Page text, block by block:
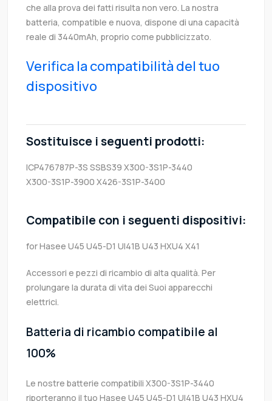
che alla prova dei fatti risulta non vero. La nostra
batteria, compatible e nuova, dispone di una capacità
reale di 3440mAh, proprio come pubblicizzato.
Verifica la compatibilità del tuo
dispositivo
Sostituisce i seguenti prodotti:
ICP476787P-3S SSBS39 X300-3S1P-3440
X300-3S1P-3900 X426-3S1P-3400
Compatibile con i seguenti dispositivi:
for Hasee U45 U45-D1 UI41B U43 HXU4 X41
Accessori e pezzi di ricambio di alta qualità. Per
prolungare la durata di vita dei Suoi apparecchi
elettrici.
Batteria di ricambio compatibile al
100%
Le nostre batterie compatibili X300-3S1P-3440
riporteranno il tuo Hasee U45 U45-D1 UI41B U43 HXU4